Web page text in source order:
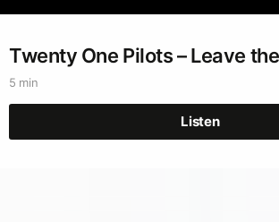
Twenty One Pilots – Leave
5 min
Listen